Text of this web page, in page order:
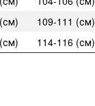
109-111 (см)
114-116 (см)